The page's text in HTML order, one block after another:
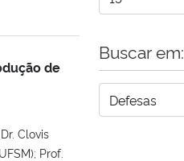
de
Clovis
Prof.
Buscar em: